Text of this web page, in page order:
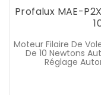
Profalux MAE-
Moteur Filaire De
De 10 Newtons
Réglage